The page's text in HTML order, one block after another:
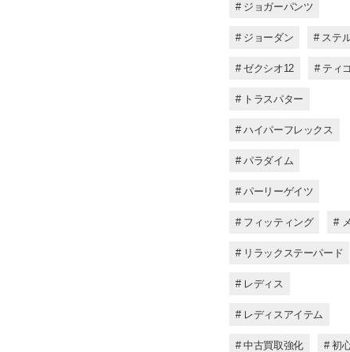
# ジョガーパンツ
# ジョーダン # ステ
# ゼクシオ12 # ティ
# トラスパター
# ハイパーフレックス
# パラダイム
# パーリーゲイツ
# フィッティング #
# リラックステーパード
# レディス
# レディスアイテム
# 中古買取強化 # 初